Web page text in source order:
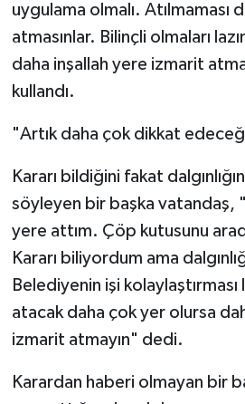
uygulama olmalı. Atılmaması
atmasınlar. Bilinçli olmaları
daha inşallah yere izmarit
kullandı.
"Artık daha çok dikkat
Kararı bildiğini fakat
söyleyen bir başka vatandaş,
yere attım. Çöp kutusunu
Kararı biliyordum ama
Belediyenin işi kolaylaştırması
atacak daha çok yer olursa
izmarit atmayın" dedi.
Karardan haberi olmayan bir